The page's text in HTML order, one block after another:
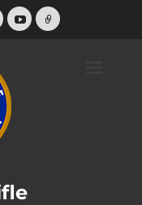
YouTube
Link